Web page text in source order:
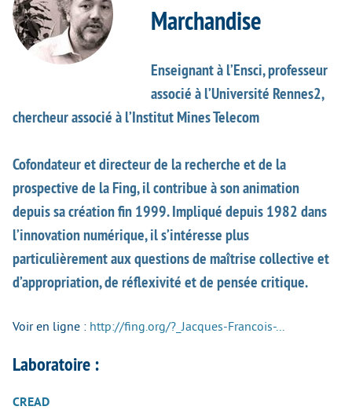
Marchandise
Enseignant à l’Ensci, professeur
associé à l’Université Rennes2,
chercheur associé à l’Institut Mines Telecom
Cofondateur et directeur de la recherche et de la
prospective de la Fing, il contribue à son animation
depuis sa création fin 1999. Impliqué depuis 1982 dans
l’innovation numérique, il s’intéresse plus
particulièrement aux questions de maîtrise collective et
d’appropriation, de réflexivité et de pensée critique.
Voir en ligne : http://fing.org/?_Jacques-Francois-...
Laboratoire :
CREAD